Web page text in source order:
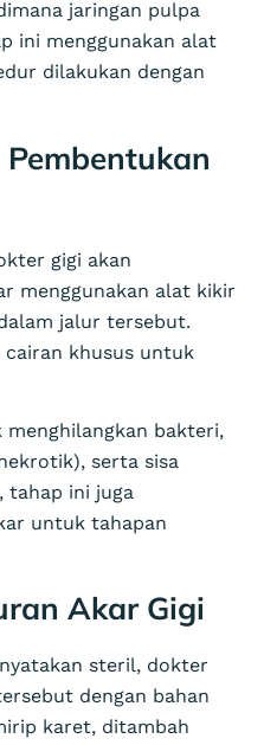
jaringan pulpa
ini menggunakan alat
dilakukan dengan
gigi akan
menggunakan alat kikir
jalur tersebut.
cairan khusus untuk
bakteri,
serta sisa
tahap ini juga
untuk tahapan
Akar Gigi
steril, dokter
dengan bahan
karet, ditambah